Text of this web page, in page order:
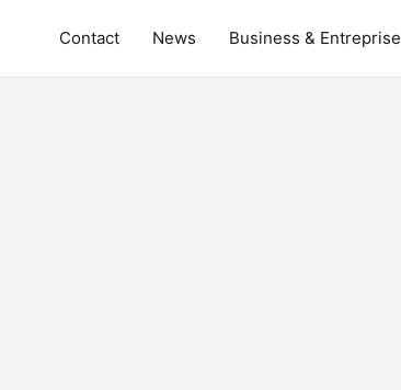
Contact News Business & Entreprise